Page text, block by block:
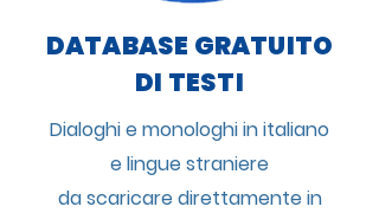
DATABASE GRATUITO
DI TESTI
Dialoghi e monologhi in italiano
e lingue straniere
da scaricare direttamente in